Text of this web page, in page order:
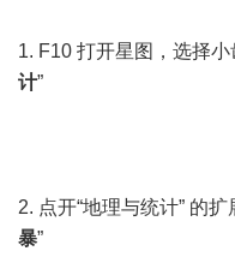
1. F10 打开星图，选择小
计”
2. 点开“地理与统计” 的
暴”